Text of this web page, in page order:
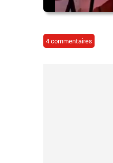
4 commentaires